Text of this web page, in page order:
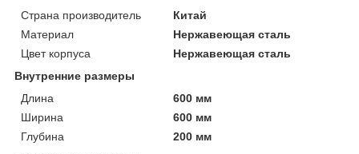
Страна производитель
Китай
Материал
Нержавеющая сталь
Цвет корпуса
Нержавеющая сталь
Внутренние размеры
Длина
600 мм
Ширина
600 мм
Глубина
200 мм